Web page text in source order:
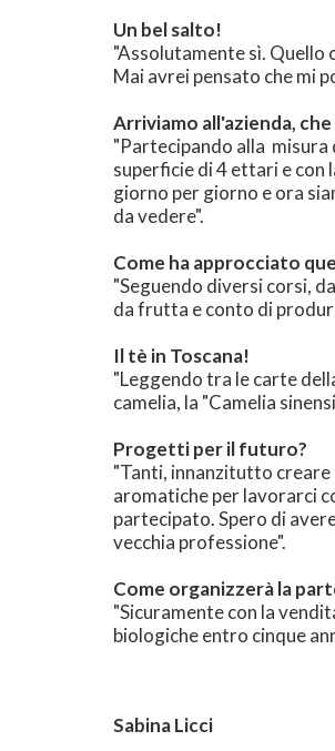
Un bel salto!
"Assolutamente sì. Quello
Mai avrei pensato che mi
Arriviamo all'azienda,
"Partecipando alla misura
superficie di 4 ettari e con
giorno per giorno e ora
da vedere".
Come ha approcciato
"Seguendo diversi corsi,
da frutta e conto di
Il tè in Toscana!
"Leggendo tra le carte
camelia, la "Camelia
Progetti per il futuro?
"Tanti, innanzitutto creare
aromatiche per lavorarci
partecipato. Spero di
vecchia professione".
Come organizzerà la
"Sicuramente con la
biologiche entro cinque
Sabina Licci